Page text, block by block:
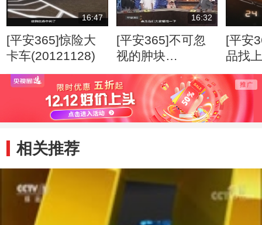
16:47
[平安365]惊险大
卡车(20121128)
16:32
[平安365]不可忽
视的肿块
(20120807)
[平安
品找
相关推荐